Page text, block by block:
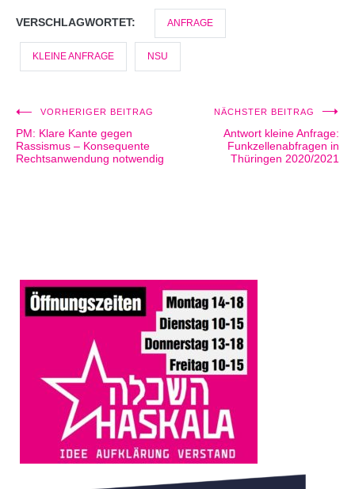
VERSCHLAGWORTET: ANFRAGE
KLEINE ANFRAGE NSU
Beitragsnavigation
VORHERIGER BEITRAG
PM: Klare Kante gegen
Rassismus – Konsequente
Rechtsanwendung notwendig
NÄCHSTER BEITRAG
Antwort kleine Anfrage:
Funkzellenabfragen in
Thüringen 2020/2021